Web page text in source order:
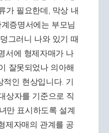
가 필요한데, 막상 내
증명서에는 부모님
그러니 나와 있기 때
서에 형제자매가 나
잘못되었나 의아해
인 현상입니다. 기
상자를 기준으로 직
만 표시하도록 설계
제자매의 관계를 공